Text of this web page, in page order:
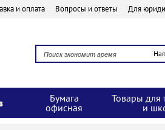
и оплата Вопросы и ответы Для
Бумага
офисная
Товары для
и